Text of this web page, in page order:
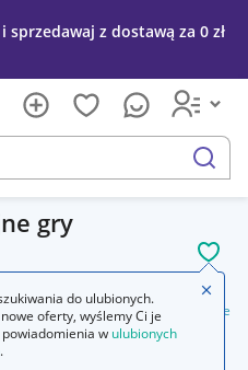
z dostawą za 0 zł
szukaj
gry
Planszowe Logiczne i edukacyjne
do ulubionych.
oferty, wyślemy Ci je
w ulubionych
.